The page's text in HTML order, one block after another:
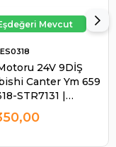
24V 9DİŞ
Canter Ym 659
STR7131 |
LES0318